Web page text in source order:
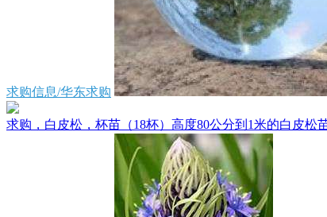
求购信息/华东求购
求购，白皮松，杯苗（18杯）高度80公分到1米的白皮松